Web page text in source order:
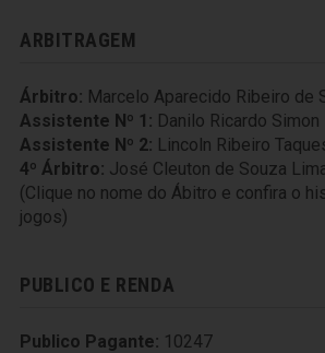
ARBITRAGEM
Árbitro: Marcelo Aparecido Ribeiro de
Assistente Nº 1: Danilo Ricardo
Assistente Nº 2: Lincoln Ribeiro
4º Árbitro: José Cleuton de Souza
(Clique no nome do Ábitro e confira o
jogos)
PUBLICO E RENDA
Publico Pagante: 10247